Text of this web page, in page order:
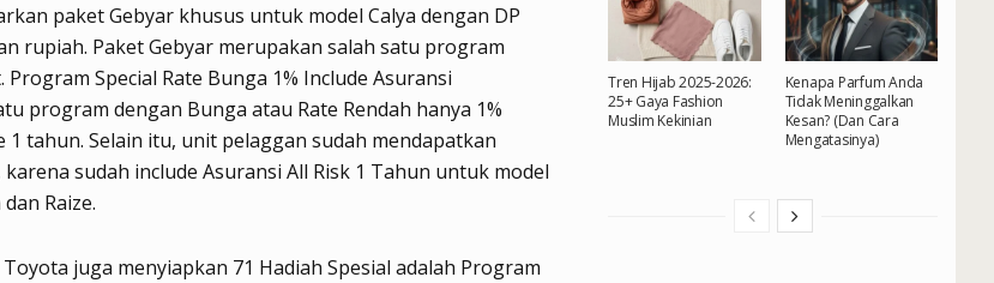
paket Gebyar khusus untuk model Calya dengan DP
rupiah. Paket Gebyar merupakan salah satu program
Special Rate Bunga 1% Include Asuransi
program dengan Bunga atau Rate Rendah hanya 1%
tahun. Selain itu, unit pelaggan sudah mendapatkan
sudah include Asuransi All Risk 1 Tahun untuk model
Raize.
juga menyiapkan 71 Hadiah Spesial adalah Program
Tren Hijab 2025-2026:
25+ Gaya Fashion
Muslim Kekinian
Kenapa Parfum Anda
Tidak Meninggalkan
Kesan? (Dan Cara
Mengatasinya)